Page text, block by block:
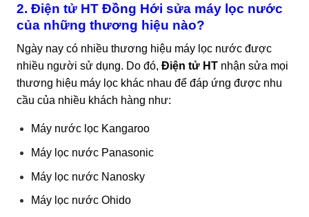
2. Điện tử HT Đồng Hới sửa máy lọc nước
của những thương hiệu nào?
Ngày nay có nhiều thương hiệu máy lọc nước được
nhiều người sử dụng. Do đó, Điện tử HT nhận sửa mọi
thương hiệu máy lọc khác nhau để đáp ứng được nhu
cầu của nhiều khách hàng như:
Máy nước lọc Kangaroo
Máy lọc nước Panasonic
Máy lọc nước Nanosky
Máy lọc nước Ohido